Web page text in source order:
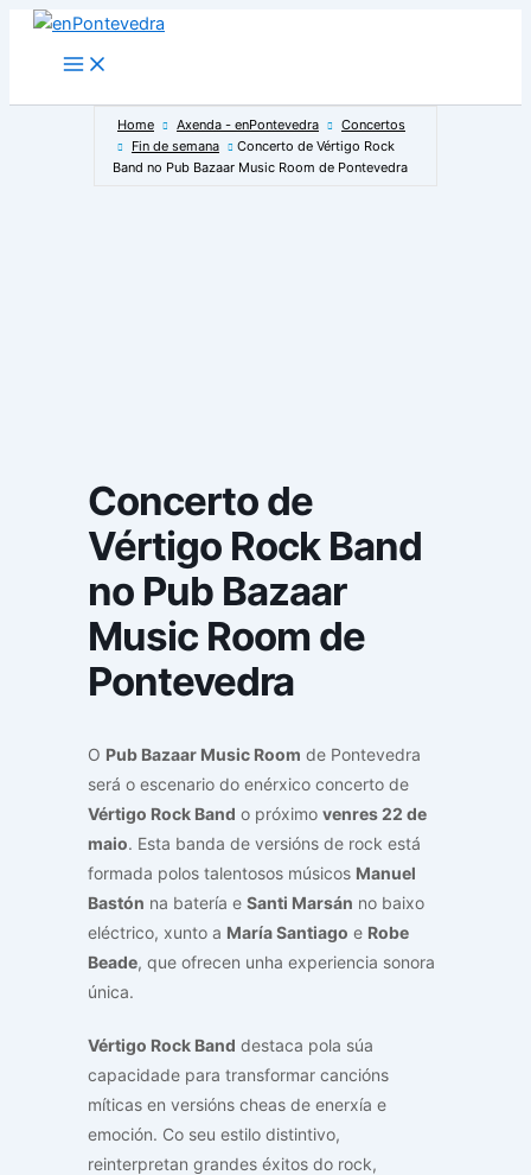
Main
Menu
Home Axenda - enPontevedra
Concertos
Fin de semana
Concerto de Vértigo Rock
Band no Pub Bazaar Music Room de Pontevedra
Concerto de
Vértigo Rock Band
no Pub Bazaar
Music Room de
Pontevedra
O Pub Bazaar Music Room de Pontevedra
será o escenario do enérxico concerto de
Vértigo Rock Band o próximo venres 22 de
maio. Esta banda de versións de rock está
formada polos talentosos músicos Manuel
Bastón na batería e Santi Marsán no baixo
eléctrico, xunto a María Santiago e Robe
Beade, que ofrecen unha experiencia sonora
única.
Vértigo Rock Band destaca pola súa
capacidade para transformar cancións
míticas en versións cheas de enerxía e
emoción. Co seu estilo distintivo,
reinterpretan grandes éxitos do rock,